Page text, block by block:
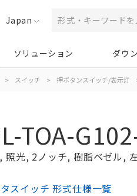
Japan
ソリューション ダウ
> スイッチ > 押ボタンスイッチ/表示灯
TOA-
照光, 2ノッチ, 樹脂ベゼル,
スイッチ 形式仕様一覧